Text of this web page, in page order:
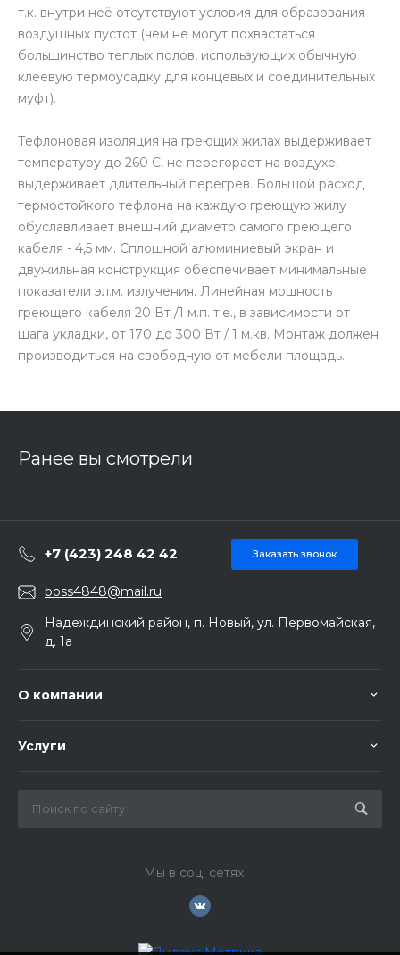
т.к. внутри неё отсутствуют условия для образования
воздушных пустот (чем не могут похвастаться
большинство теплых полов, использующих обычную
клеевую термоусадку для концевых и соединительных
муфт).
Тефлоновая изоляция на греющих жилах выдерживает
температуру до 260 С, не перегорает на воздухе,
выдерживает длительный перегрев. Большой расход
термостойкого тефлона на каждую греющую жилу
обуславливает внешний диаметр самого греющего
кабеля - 4,5 мм. Сплошной алюминиевый экран и
двужильная конструкция обеспечивает минимальные
показатели эл.м. излучения. Линейная мощность
греющего кабеля 20 Вт /1 м.п. т.е., в зависимости от
шага укладки, от 170 до 300 Вт / 1 м.кв. Монтаж должен
производиться на свободную от мебели площадь.
Ранее вы смотрели
+7 (423) 248 42 42 Заказать звонок
boss4848@mail.ru
Надеждинский район, п. Новый, ул. Первомайская,
д. 1а
О компании
Услуги
Мы в соц. сетях